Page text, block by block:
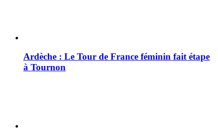
Ardèche : Le Tour de France féminin fait étape
à Tournon